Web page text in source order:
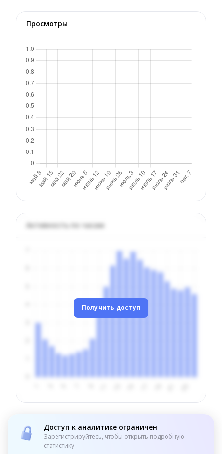
Просмотры
Активность по часам
Получить доступ
Доступ к аналитике ограничен
Зарегистрируйтесь, чтобы открыть подробную
статистику